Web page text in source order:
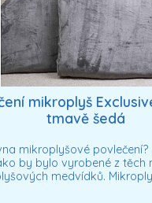
mikroplyš
tmavě šedá
mikroplyšové
by bylo vyrobené z těch
medvídků.